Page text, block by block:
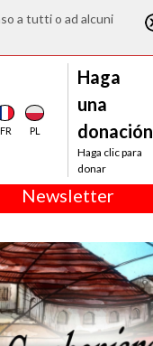
a tutti o ad alcuni
FR PL
Haga
una
donación
Haga clic para
donar
Newsletter